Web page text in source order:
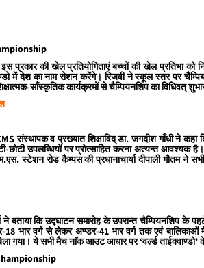
की खेल प्रतियोगिताएं बच्चों की खेल प्रतिभा को
में देश का नाम रोशन करेंगे। रिजवी ने स्कूल स्तर पर
साँस्कृतिक कार्यक्रमों से चैम्पियनशिप का विधिवत्
संस्थापक व प्रख्यात शिक्षाविद् डा. जगदीश गाँधी ने कहा
छोटी उपलब्धियों पर प्रोत्साहित करना अत्यन्त
स्टेशन रोड कैम्पस की प्रधानाचार्या दीपाली गौतम ने
बताया कि उद्घाटन समारोह के उपरान्त चैम्पियनशिप के
भार वर्ग से लेकर अण्डर-41 भार वर्ग तक एवं
गया। ये सभी मैच नाॅक आउट आधार पर ‘वर्ल्ड